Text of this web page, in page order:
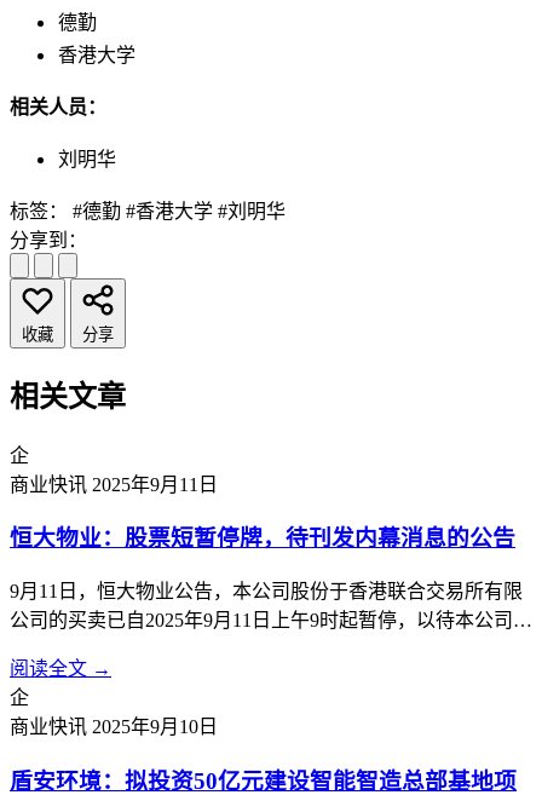
德勤
香港大学
相关人员：
刘明华
标签： #德勤 #香港大学 #刘明华
分享到：
收藏 分享
相关文章
企
商业快讯 2025年9月11日
恒大物业：股票短暂停牌，待刊发内幕消息的公告
9月11日，恒大物业公告，本公司股份于香港联合交易所有限
公司的买卖已自2025年9月11日上午9时起暂停，以待本公司根
告。
阅读全文 →
企
商业快讯 2025年9月10日
盾安环境：拟投资50亿元建设智能智造总部基地项